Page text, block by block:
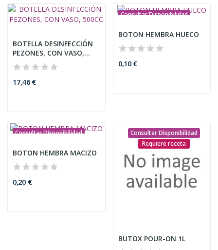
BOTELLA DESINFECCIÓN
PEZONES, CON VASO,
500CC
17,46 €
Consultar Disponibilidad
BOTON HEMBRA HUECO
0,10 €
Consultar Disponibilidad
BOTON HEMBRA MACIZO
0,20 €
Consultar Disponibilidad
Requiere receta
BUTOX POUR-ON 1L